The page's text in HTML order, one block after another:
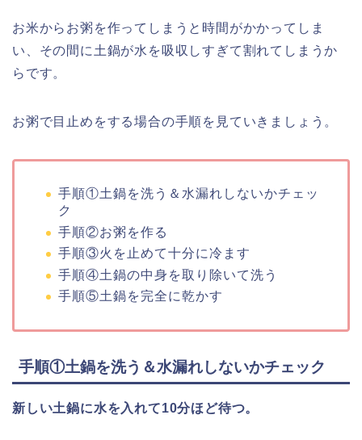
お米からお粥を作ってしまうと時間がかかってしま
い、その間に土鍋が水を吸収しすぎて割れてしまうか
らです。
お粥で目止めをする場合の手順を見ていきましょう。
手順①土鍋を洗う＆水漏れしないかチェッ
ク
手順②お粥を作る
手順③火を止めて十分に冷ます
手順④土鍋の中身を取り除いて洗う
手順⑤土鍋を完全に乾かす
手順①土鍋を洗う＆水漏れしないかチェック
新しい土鍋に水を入れて10分ほど待つ。